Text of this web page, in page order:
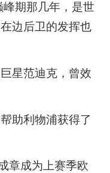
期那几年，是世
边后卫的发挥也
星范迪克，曾效
助利物浦获得了
章成为上赛季欧